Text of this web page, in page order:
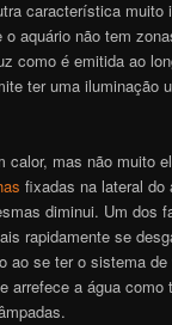
característica muito
o aquário não tem
como é emitida ao
ter uma iluminação
calor, mas não muito
fixadas na lateral do
diminui. Um dos
rapidamente se
ao se ter o sistema
arrefece a água como